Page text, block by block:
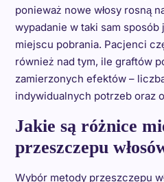
ponieważ nowe włosy rosną
wypadanie w taki sam sposób
miejscu pobrania. Pacjenci
również nad tym, ile graftów
zamierzonych efektów –
indywidualnych potrzeb oraz
Jakie są różnice
przeszczepu
Wybór metody przeszczepu